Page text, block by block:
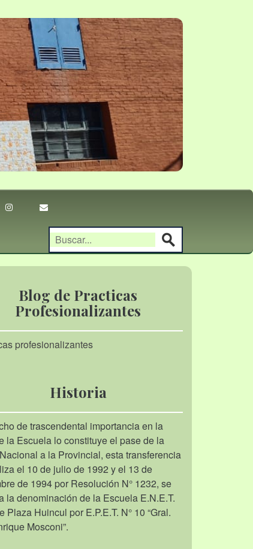
Blog de Practicas
Profesionalizantes
profesionalizantes
Historia
de trascendental importancia en la
la Escuela lo constituye el pase de la
a la Provincial, esta transferencia
el 10 de julio de 1992 y el 13 de
de 1994 por Resolución N° 1232, se
la denominación de la Escuela E.N.E.T.
Plaza Huincul por E.P.E.T. N° 10 “Gral.
Mosconi”.